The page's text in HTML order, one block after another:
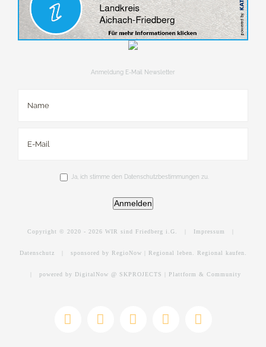
Anmeldung E-Mail Newsletter
Ja, ich stimme den Datenschutzbestimmungen zu.
Anmelden
Copyright © 2020 - 2026 WIR sind Friedberg i.G. | Impressum
Datenschutz sponsored by RegioNow | Regional leben. Regional kaufen.
powered by DigitalNow @ SKPROJECTS | Plattform & Community
E-
WhatsAppFacebookInstagramYouTube